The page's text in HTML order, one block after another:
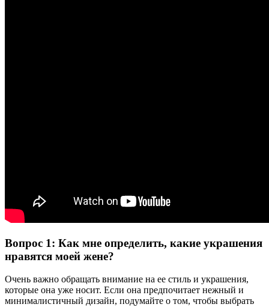
Вопрос 1: Как мне определить, какие украшения
нравятся моей жене?
Очень важно обращать внимание на ее стиль и украшения,
которые она уже носит. Если она предпочитает нежный и
минималистичный дизайн, подумайте о том, чтобы выбрать